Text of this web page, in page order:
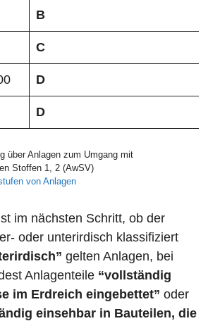
B
C
D
D
über Anlagen zum Umgang mit
Stoffen 1, 2 (AwSV)
von Anlagen
im nächsten Schritt, ob der
oder unterirdisch klassifiziert
gelten Anlagen, bei
Anlagenteile “vollständig
im Erdreich eingebettet” oder
einsehbar in Bauteilen, die